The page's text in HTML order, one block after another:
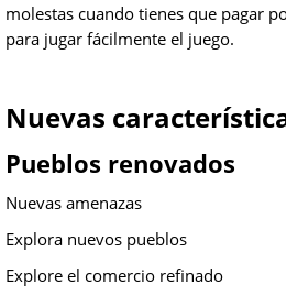
molestas cuando tienes que pagar
para jugar fácilmente el juego.
Nuevas
Pueblos renovados
Nuevas amenazas
Explora nuevos pueblos
Explore el comercio refinado